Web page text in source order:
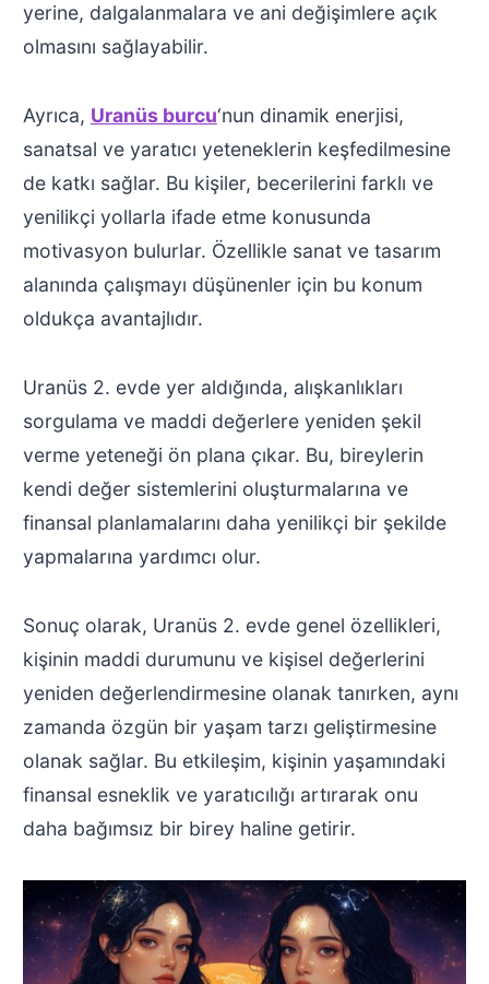
yerine, dalgalanmalara ve ani değişimlere açık
olmasını sağlayabilir.
Ayrıca, Uranüs burcu‘nun dinamik enerjisi,
sanatsal ve yaratıcı yeteneklerin keşfedilmesine
de katkı sağlar. Bu kişiler, becerilerini farklı ve
yenilikçi yollarla ifade etme konusunda
motivasyon bulurlar. Özellikle sanat ve tasarım
alanında çalışmayı düşünenler için bu konum
oldukça avantajlıdır.
Uranüs 2. evde yer aldığında, alışkanlıkları
sorgulama ve maddi değerlere yeniden şekil
verme yeteneği ön plana çıkar. Bu, bireylerin
kendi değer sistemlerini oluşturmalarına ve
finansal planlamalarını daha yenilikçi bir şekilde
yapmalarına yardımcı olur.
Sonuç olarak, Uranüs 2. evde genel özellikleri,
kişinin maddi durumunu ve kişisel değerlerini
yeniden değerlendirmesine olanak tanırken, aynı
zamanda özgün bir yaşam tarzı geliştirmesine
olanak sağlar. Bu etkileşim, kişinin yaşamındaki
finansal esneklik ve yaratıcılığı artırarak onu
daha bağımsız bir birey haline getirir.